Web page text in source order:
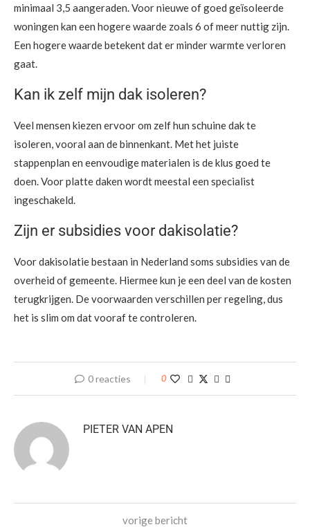
minimaal 3,5 aangeraden. Voor nieuwe of goed geïsoleerde
woningen kan een hogere waarde zoals 6 of meer nuttig zijn.
Een hogere waarde betekent dat er minder warmte verloren
gaat.
Kan ik zelf mijn dak isoleren?
Veel mensen kiezen ervoor om zelf hun schuine dak te
isoleren, vooral aan de binnenkant. Met het juiste
stappenplan en eenvoudige materialen is de klus goed te
doen. Voor platte daken wordt meestal een specialist
ingeschakeld.
Zijn er subsidies voor dakisolatie?
Voor dakisolatie bestaan in Nederland soms subsidies van de
overheid of gemeente. Hiermee kun je een deel van de kosten
terugkrijgen. De voorwaarden verschillen per regeling, dus
het is slim om dat vooraf te controleren.
0 reacties 0
PIETER VAN APEN
vorige bericht